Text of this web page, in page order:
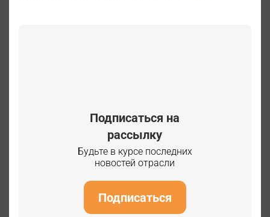
Подписаться на
рассылку
Будьте в курсе последних
новостей отрасли
Подписаться